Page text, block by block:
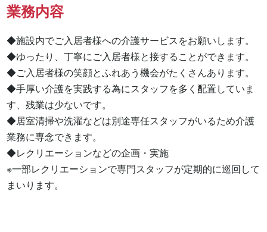
業務内容
◆施設内でご入居者様への介護サービスをお願いします。
◆ゆったり、丁寧にご入居者様と接することができます。
◆ご入居者様の笑顔とふれあう機会がたくさんあります。
◆手厚い介護を実践する為にスタッフを多く配置していま
す、残業は少ないです。
◆居室清掃や洗濯などは別途専任スタッフがいるため介護
業務に専念できます。
◆レクリエーションなどの企画・実施
※一部レクリエーションで専門スタッフが定期的に巡回して
まいります。